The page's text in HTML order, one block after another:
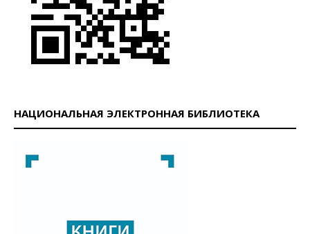
НАЦИОНАЛЬНАЯ ЭЛЕКТРОННАЯ БИБЛИОТЕКА